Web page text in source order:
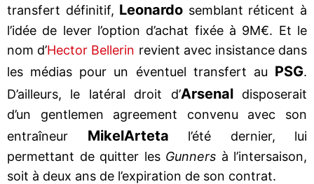
transfert définitif, Leonardo semblant réticent à
l’idée de lever l’option d’achat fixée à 9M€. Et le
nom d’Hector Bellerin revient avec insistance dans
les médias pour un éventuel transfert au PSG.
D’ailleurs, le latéral droit d’Arsenaldisposerait
d’un gentlemen agreement convenu avec son
entraîneur MikelArteta l’été dernier, lui
permettant de quitter les Gunners à l’intersaison,
soit à deux ans de l’expiration de son contrat.